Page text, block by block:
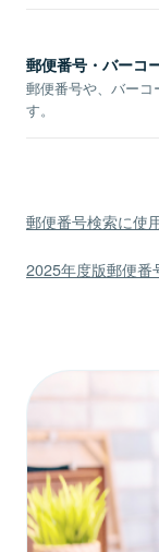
郵便番号・バーコ
郵便番号や、バーコ
す。
郵便番号検索に使
2025年度版郵便番